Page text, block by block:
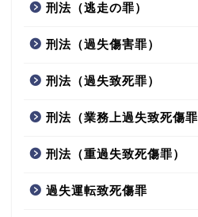
刑法（逃走の罪）
刑法（過失傷害罪）
刑法（過失致死罪）
刑法（業務上過失致死傷罪
刑法（重過失致死傷罪）
過失運転致死傷罪